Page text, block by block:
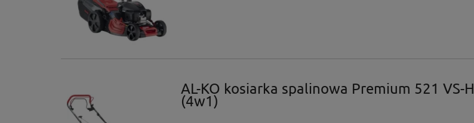
AL-KO kosiarka spalinowa Premium 521 VS-H
(4w1)